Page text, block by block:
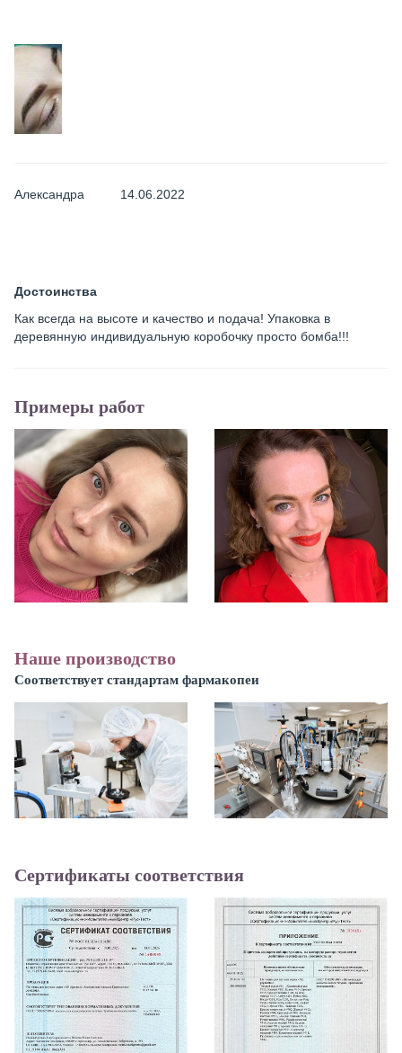
Александра 14.06.2022
Достоинства
Как всегда на высоте и качество и подача! Упаковка в
деревянную индивидуальную коробочку просто бомба!!!
Примеры работ
Наше производство
Соответствует стандартам фармакопеи
Сертификаты соответствия